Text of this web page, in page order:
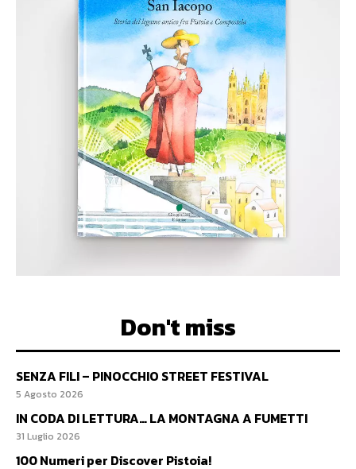
Don't miss
SENZA FILI – PINOCCHIO STREET FESTIVAL
5 Agosto 2026
IN CODA DI LETTURA… LA MONTAGNA A FUMETTI
31 Luglio 2026
100 Numeri per Discover Pistoia!